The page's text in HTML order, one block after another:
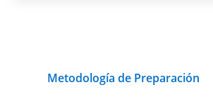
Metodología de Preparación